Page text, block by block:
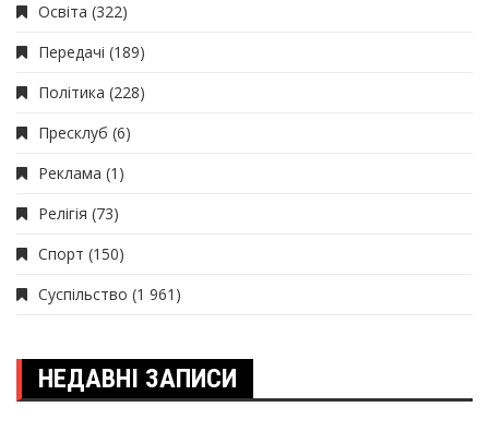
Освіта (322)
Передачі (189)
Політика (228)
Пресклуб (6)
Реклама (1)
Релігія (73)
Спорт (150)
Суспільство (1 961)
НЕДАВНІ ЗАПИСИ